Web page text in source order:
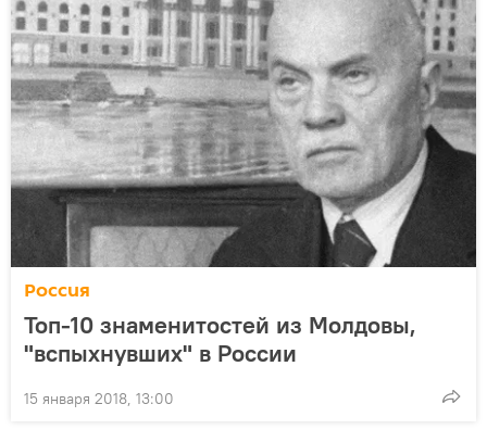
Россия
Топ-10 знаменитостей из Молдовы,
"вспыхнувших" в России
15 января 2018, 13:00